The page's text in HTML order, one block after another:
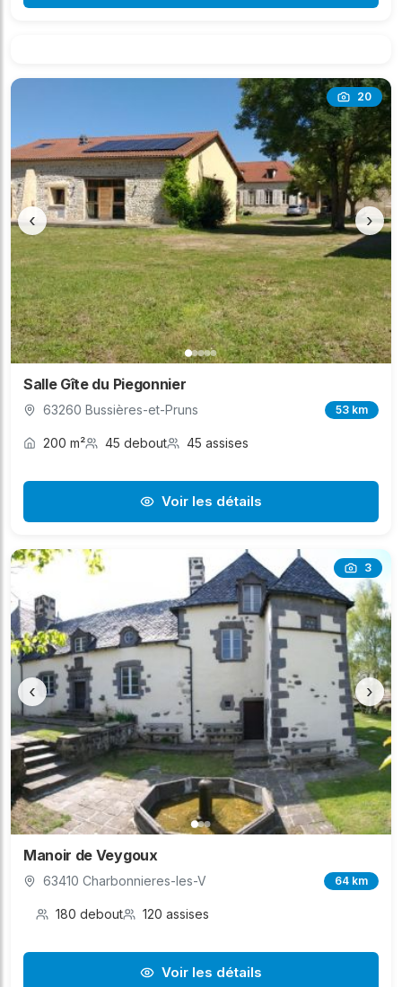
20
‹ ›
Salle Gîte du Piegonnier
63260 Bussières-et-Pruns 53 km
200 m² 45 debout 45 assises
Voir les détails
3
‹ ›
Manoir de Veygoux
63410 Charbonnieres-les-V 64 km
180 debout 120 assises
Voir les détails